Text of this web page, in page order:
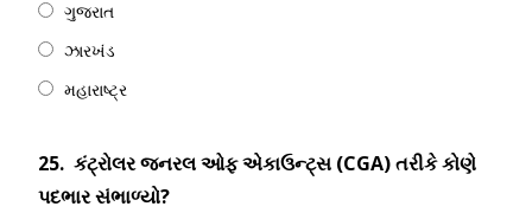
ગુજરાત
ઝારખંડ
મહારાષ્ટ્ર
25. કંટ્રોલર જનરલ ઓફ એકાઉન્ટ્સ (CGA) તરીકે કોણે
પદભાર સંભાળ્યો?